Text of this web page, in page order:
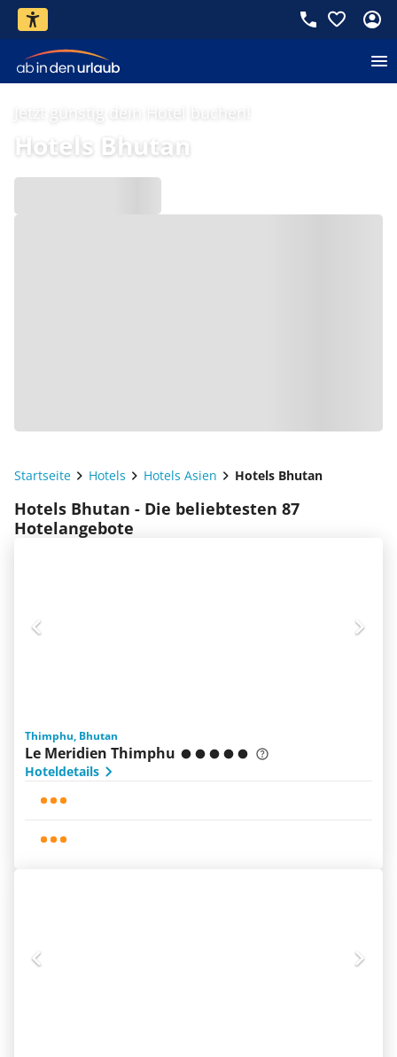
Jetzt günstig dein Hotel buchen!
Hotels Bhutan
Startseite Hotels Hotels Asien Hotels Bhutan
Hotels Bhutan - Die beliebtesten 87
Hotelangebote
Thimphu, Bhutan
Le Meridien Thimphu
Hoteldetails